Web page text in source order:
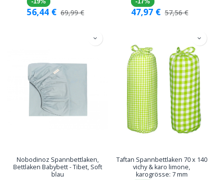
-19%
56,44 € 69,99€
-17%
47,97 € 57,56€
Nobodinoz Spannbettlaken,
Bettlaken Babybett - Tibet, Soft
blau
Taftan Spannbettlaken 70 x 140
vichy & karo limone,
karogrösse: 7 mm